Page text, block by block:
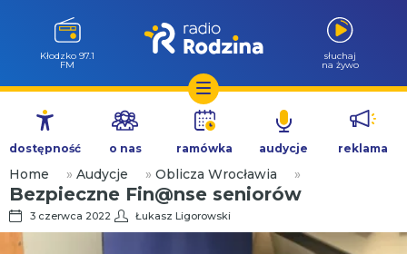
Przejdź
treści
Wołów 99.6
FM
słuchaj
na żywo
dostępność o nas ramówka audycje reklama
Home » Audycje » Oblicza Wrocławia »
Bezpieczne Fin@nse seniorów
3 czerwca 2022 Łukasz Ligorowski